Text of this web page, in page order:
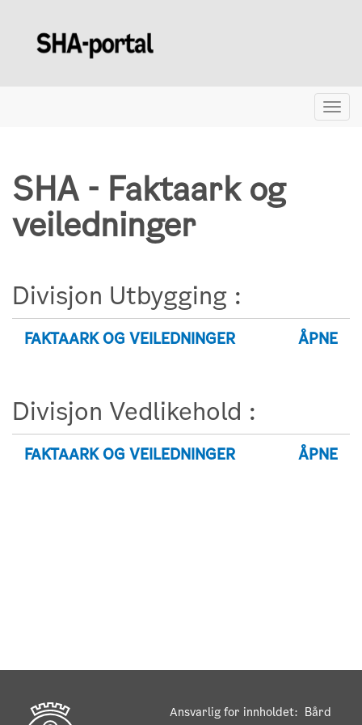
SHA - Faktaark og
veiledninger
Divisjon Utbygging :
FAKTAARK OG VEILEDNINGER ÅPNE
Divisjon Vedlikehold :
FAKTAARK OG VEILEDNINGER ÅPNE
Ansvarlig for innholdet: Bård